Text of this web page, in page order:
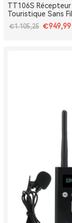
TT106S
Touristique Sans
Louvre et les
€1.105,25 €949,99